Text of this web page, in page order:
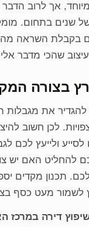
אך לרוב
שנים בתחום.
בקבלת השראה
העיצוב שהכי מדבר
בצורה
את מגבלות
לכן חשוב
ולייעץ לכם
להחליט האם יש
תכנון מקדים
לשמור מעט כסף